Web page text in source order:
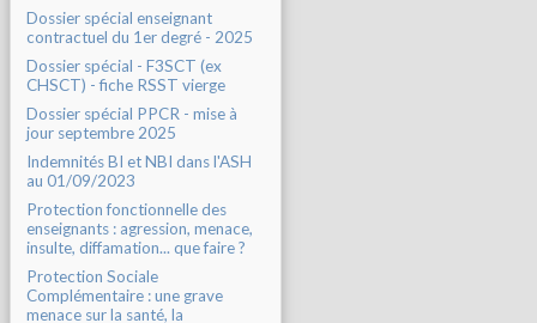
Dossier spécial enseignant
contractuel du 1er degré - 2025
Dossier spécial - F3SCT (ex
CHSCT) - fiche RSST vierge
Dossier spécial PPCR - mise à
jour septembre 2025
Indemnités BI et NBI dans l'ASH
au 01/09/2023
Protection fonctionnelle des
enseignants : agression, menace,
insulte, diffamation... que faire ?
Protection Sociale
Complémentaire : une grave
menace sur la santé, la